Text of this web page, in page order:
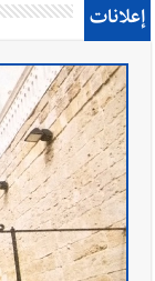
إعلانات